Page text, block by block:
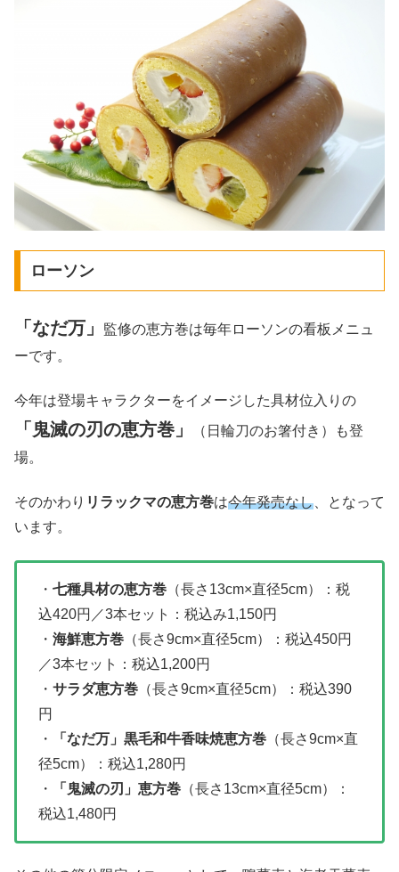
ローソン
「なだ万」
監修の恵方巻は毎年ローソンの看板メニュ
ーです。
今年は登場キャラクターをイメージした具材位入りの
「鬼滅の刃の恵方巻」
（日輪刀のお箸付き）も登
場。
そのかわり リラックマの恵方巻は今年発売なし 、となって
います。
・ 七種具材の恵方巻 （長さ13cm×直径5cm）：税
込420円／3本セット：税込み1,150円
・ 海鮮恵方巻 （長さ9cm×直径5cm）：税込450円
／3本セット：税込1,200円
・ サラダ恵方巻 （長さ9cm×直径5cm）：税込390
円
・
「なだ万」黒毛和牛香味焼恵方巻 （長さ9cm×直
径5cm）：税込1,280円
・
「鬼滅の刃」恵方巻 （長さ13cm×直径5cm）：
税込1,480円